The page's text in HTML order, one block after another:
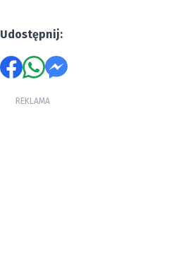
Udostępnij:
REKLAMA